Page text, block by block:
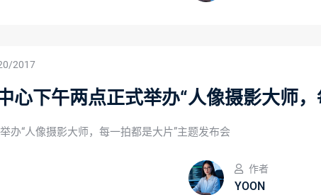
2017
心下午两点正式举办“人像摄影大师
办“人像摄影大师，每一拍都是大片”主题发布会
作者
YOON